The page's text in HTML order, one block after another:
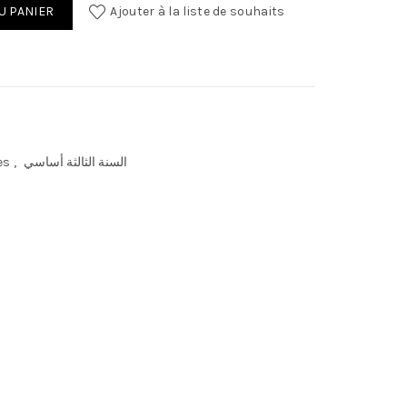
PANIER Ajouter à la liste de souhaits
, السنة الثالثة أساسي